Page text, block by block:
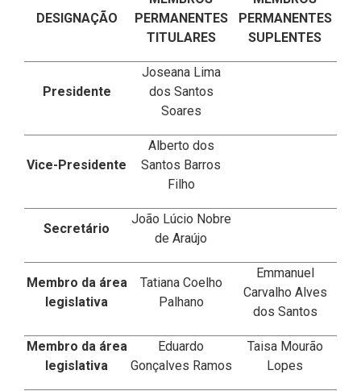
DESIGNAÇÃO
PERMANENTES
TITULARES
PERMANENTES
SUPLENTES
Presidente
Joseana Lima
dos Santos
Soares
Vice-Presidente
Alberto dos
Santos Barros
Filho
Secretário
João Lúcio Nobre
de Araújo
Membro da área
legislativa
Tatiana Coelho
Palhano
Emmanuel
Carvalho Alves
dos Santos
Membro da área
legislativa
Eduardo
Gonçalves Ramos
Taisa Mourão
Lopes